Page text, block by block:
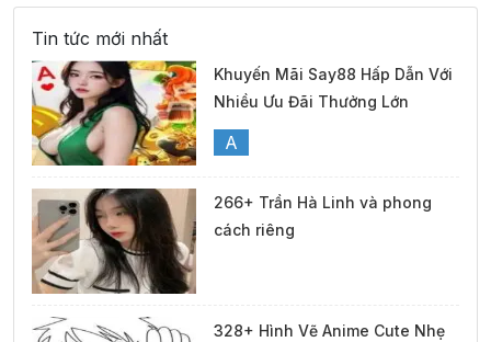
Tin tức mới nhất
Khuyến Mãi Say88 Hấp Dẫn Với
Nhiều Ưu Đãi Thưởng Lớn
A
266+ Trần Hà Linh và phong
cách riêng
328+ Hình Vẽ Anime Cute Nhẹ